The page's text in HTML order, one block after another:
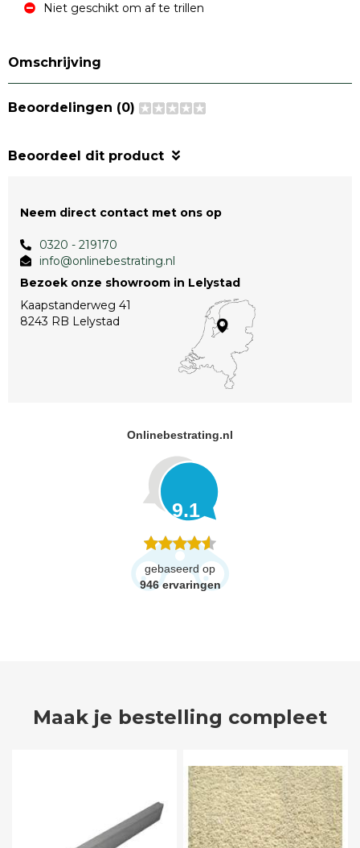
Niet geschikt om af te trillen
Omschrijving
Beoordelingen (0)
Beoordeel dit product
Neem direct contact met ons op
0320 - 219170
info@onlinebestrating.nl
Bezoek onze showroom in Lelystad
Kaapstanderweg 41
8243 RB Lelystad
Onlinebestrating.nl
9.1
gebaseerd op
946 ervaringen
Maak je bestelling compleet